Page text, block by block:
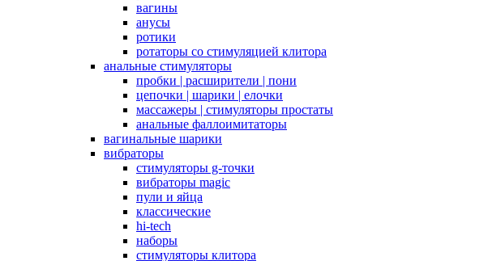
вагины
анусы
ротики
ротаторы со стимуляцией клитора
анальные стимуляторы
пробки | расширители | пони
цепочки | шарики | елочки
массажеры | стимуляторы простаты
анальные фаллоимитаторы
вагинальные шарики
вибраторы
стимуляторы g-точки
вибраторы magic
пули и яйца
классические
hi-tech
наборы
стимуляторы клитора